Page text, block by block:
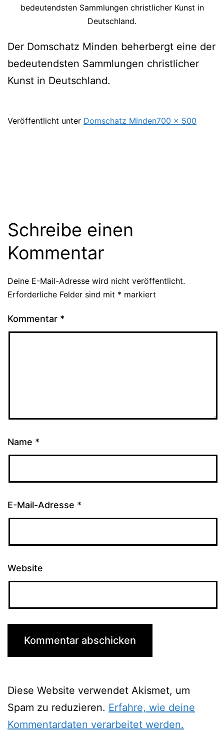
bedeutendsten Sammlungen christlicher Kunst in
Deutschland.
Der Domschatz Minden beherbergt eine der
bedeutendsten Sammlungen christlicher
Kunst in Deutschland.
Veröffentlicht unter Domschatz MindenOriginalgröße
700 × 500
Schreibe einen
Kommentar
Deine E-Mail-Adresse wird nicht veröffentlicht.
Erforderliche Felder sind mit * markiert
Kommentar *
Name *
E-Mail-Adresse *
Website
Diese Website verwendet Akismet, um
Spam zu reduzieren. Erfahre, wie deine
Kommentardaten verarbeitet werden.